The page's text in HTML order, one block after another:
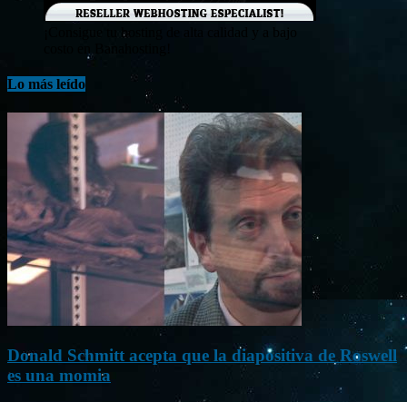
¡Consigue tu hosting de alta calidad y a bajo
Lo más leído
Donald Schmitt acepta que la diapositiva de Roswell
es una momia